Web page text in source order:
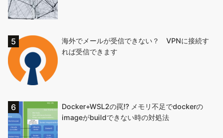
海外でメールが受信できない？ VPNに接続す
れば受信できます
Docker+WSL2の罠!? メモリ不足でdockerの
imageがbuildできない時の対処法